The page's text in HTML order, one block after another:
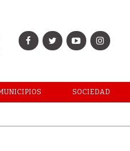
SOCIEDAD